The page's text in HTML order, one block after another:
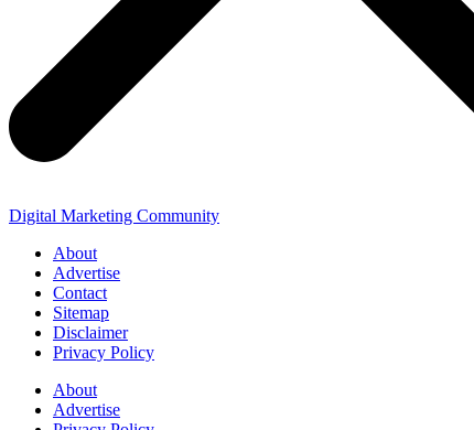
Digital Marketing Community
About
Advertise
Contact
Sitemap
Disclaimer
Privacy Policy
About
Advertise